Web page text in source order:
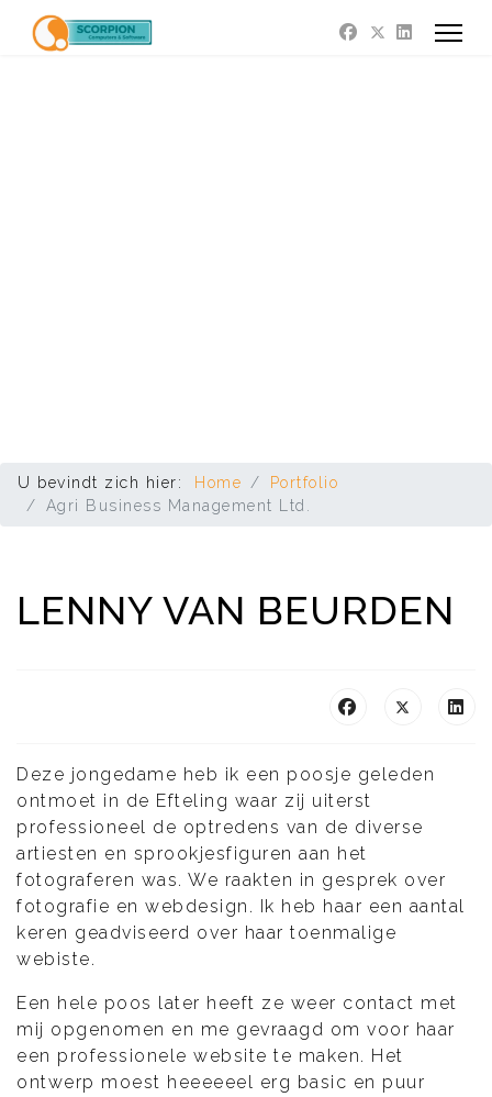
U bevindt zich hier: Home
Portfolio
Agri Business Management Ltd.
LENNY VAN BEURDEN
Deze jongedame heb ik een poosje geleden
ontmoet in de Efteling waar zij uiterst
professioneel de optredens van de diverse
artiesten en sprookjesfiguren aan het
fotograferen was. We raakten in gesprek over
fotografie en webdesign. Ik heb haar een aantal
keren geadviseerd over haar toenmalige
webiste.
Een hele poos later heeft ze weer contact met
mij opgenomen en me gevraagd om voor haar
een professionele website te maken. Het
ontwerp moest heeeeeel erg basic en puur